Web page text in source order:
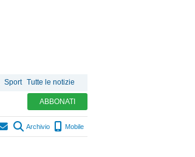
Sport Tutte le notizie
ABBONATI
Archivio Mobile